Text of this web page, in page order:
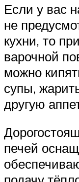
Если у вас
не
кухни, то
варочной
можно
супы,
другую
печей